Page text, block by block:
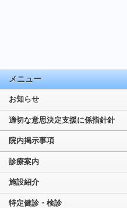
メニュー
お知らせ
適切な意思決定支援に係指針針
院内掲示事項
診療案内
施設紹介
特定健診・検診